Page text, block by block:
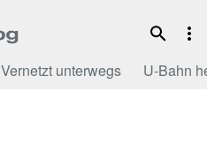
Vernetzt unterwegs U-Bahn